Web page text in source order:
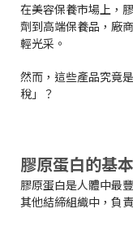
在美容保養市場上，
劑到高端保養品，廠
輕光采。
然而，這些產品究竟
稅」？
膠原蛋白的基
膠原蛋白是人體中最
其他結締組織中，負